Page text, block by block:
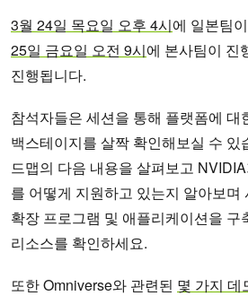
3월 24일 목요일 오후 4시에 일본팀
25일 금요일 오전 9시에 본사팀이 진
진행됩니다.
참석자들은 세션을 통해 플랫폼에 대
백스테이지를 살짝 확인해보실 수 있
드맵의 다음 내용을 살펴보고
를 어떻게 지원하고 있는지 알아보며
확장 프로그램 및 애플리케이션을 구
리소스를 확인하세요.
또한 Omniverse와 관련된 몇 가지 데